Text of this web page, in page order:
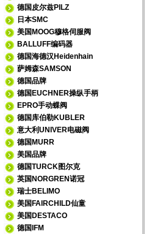
德国皮尔兹PILZ
日本SMC
美国MOOG穆格伺服阀
BALLUFF编码器
德国海德汉Heidenhain
萨姆森SAMSON
德国品牌
德国EUCHNER操纵手柄
EPRO手动蝶阀
德国库伯勒KUBLER
意大利UNIVER电磁阀
德国MURR
美国品牌
德国TURCK图尔克
英国NORGREN诺冠
瑞士BELIMO
美国FAIRCHILD仙童
美国DESTACO
德国IFM